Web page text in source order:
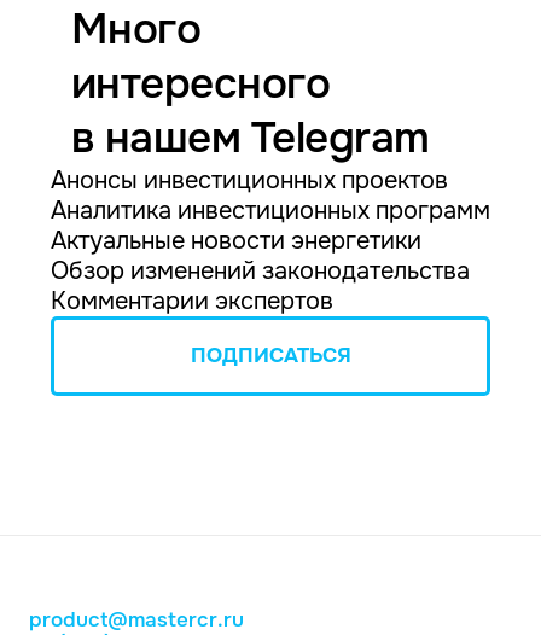
Много
интересного
в нашем Telegram
Анонсы инвестиционных проектов
Аналитика инвестиционных программ
Актуальные новости энергетики
Обзор изменений законодательства
Комментарии экспертов
ПОДПИСАТЬСЯ
product@mastercr.ru